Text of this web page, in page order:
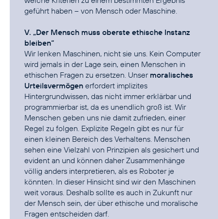
geführt haben – von Mensch oder Maschine.
V. „Der Mensch muss oberste ethische Instanz
bleiben“
Wir lenken Maschinen, nicht sie uns. Kein Computer
wird jemals in der Lage sein, einen Menschen in
ethischen Fragen zu ersetzen. Unser moralisches
Urteilsvermögen erfordert implizites
Hintergrundwissen, das nicht immer erklärbar und
programmierbar ist, da es unendlich groß ist. Wir
Menschen geben uns nie damit zufrieden, einer
Regel zu folgen. Explizite Regeln gibt es nur für
einen kleinen Bereich des Verhaltens. Menschen
sehen eine Vielzahl von Prinzipien als gesichert und
evident an und können daher Zusammenhänge
völlig anders interpretieren, als es Roboter je
könnten. In dieser Hinsicht sind wir den Maschinen
weit voraus. Deshalb sollte es auch in Zukunft nur
der Mensch sein, der über ethische und moralische
Fragen entscheiden darf.